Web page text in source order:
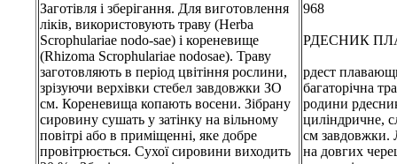
Заготівля і зберігання. Для виготовлення
ліків, використовують траву (Herba
Scrophulariae nodo-sae) і кореневище
(Rhizoma Scrophulariae nodosae). Траву
заготовляють в період цвітіння рослини,
зрізуючи верхівки стебел завдовжки ЗО
см. Кореневища копають восени. Зібрану
сировину сушать у затінку на вільному
повітрі або в приміщенні, яке добре
провітрюється. Сухої сировини виходить
968
РДЕСНИК
рдест
багаторічна
родини
циліндричне,
см завдовжки.
на довгих